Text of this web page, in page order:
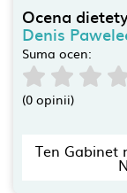
Ocena
Denis
Suma ocen:
(0 opinii)
Ten Gabinet